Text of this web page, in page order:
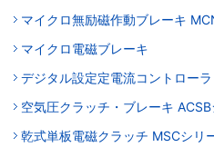
マイクロ無励磁作動ブレーキ
マイクロ電磁ブレーキ
デジタル設定定電流コントローラ
空気圧クラッチ・ブレーキ
乾式単板電磁クラッチ MSCシリ